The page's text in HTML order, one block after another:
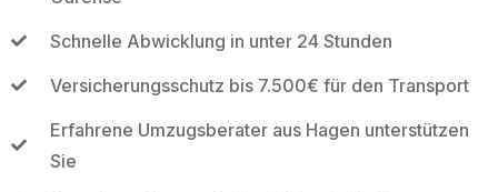
Schnelle Abwicklung in unter 24 Stunden
Versicherungsschutz bis 7.500€ für den Transport
Erfahrene Umzugsberater aus Hagen unterstützen
Sie